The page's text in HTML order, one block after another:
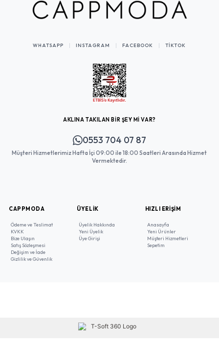
WHATSAPP INSTAGRAM FACEBOOK TIKTOK
AKLINA TAKILAN BİR ŞEY Mİ VAR?
0553 704 07 87
Müşteri Hizmetlerimiz Hafta İçi 09:00 ile 18:00 Saatleri Arasında Hizmet
Vermektedir.
CAPPMODA
Ödeme ve Teslimat
KVKK
Bize Ulaşın
Satış Sözleşmesi
Değişim ve İade
Gizlilik ve Güvenlik
ÜYELIK
Üyelik Hakkında
Yeni Üyelik
Üye Girişi
HIZLI ERIŞIM
Anasayfa
Yeni Ürünler
Müşteri Hizmetleri
Sepetim